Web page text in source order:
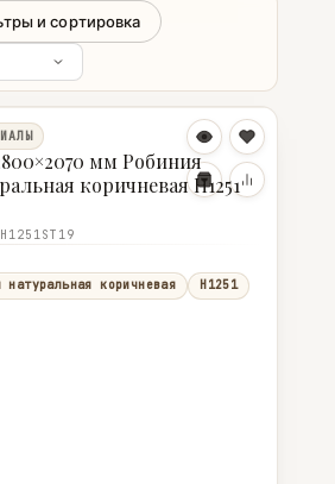
и сортировка
мм Робиния
коричневая H1251
натуральная коричневая
H1251